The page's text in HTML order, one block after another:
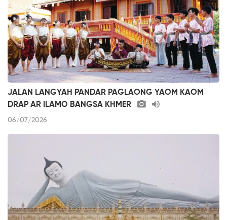
JALAN LANGYAH PANDAR PAGLAONG YAOM KAOM
DRAP AR ILAMO BANGSA KHMER
06/07/2026